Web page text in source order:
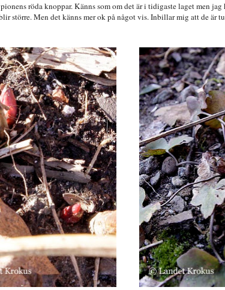
röda knoppar. Känns som om det är i tidigaste laget men jag
större. Men det känns mer ok på något vis. Inbillar mig att de är